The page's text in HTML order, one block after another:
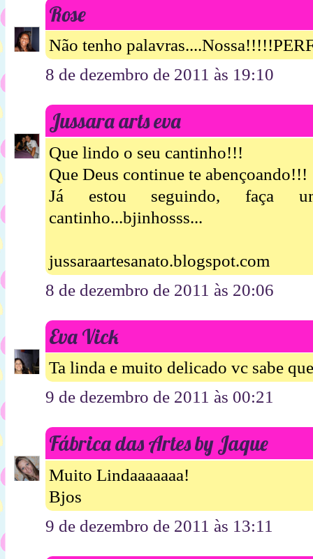
Rose
Não tenho
8 de dezembro de 2011 às 19:10
Jussara arts eva
Que lindo o seu cantinho!!!
Que Deus continue te abençoando!!!
Já estou seguindo, faça
cantinho...bjinhosss...
jussaraartesanato.blogspot.com
8 de dezembro de 2011 às 20:06
Eva Vick
Ta linda e muito delicado vc sabe
9 de dezembro de 2011 às 00:21
Fábrica das Artes by Jaque
Muito Lindaaaaaaa!
Bjos
9 de dezembro de 2011 às 13:11